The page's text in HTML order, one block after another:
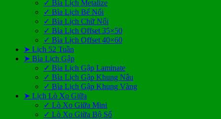
✓ Bìa Lịch Metalize
✓ Bìa Lịch Bế Nổi
✓ Bìa Lịch Chữ Nổi
✓ Bìa Lịch Offset 35×50
✓ Bìa Lịch Offset 40×60
➤ Lịch 52 Tuần
➤ Bìa Lịch Gập
✓ Bìa Lịch Gập Laminate
✓ Bìa Lịch Gập Khung Nâu
✓ Bìa Lịch Gập Khung Vàng
➤ Lịch Lò Xo Giữa
✓ Lò Xo Giữa Mini
✓ Lò Xo Giữa Bộ Số